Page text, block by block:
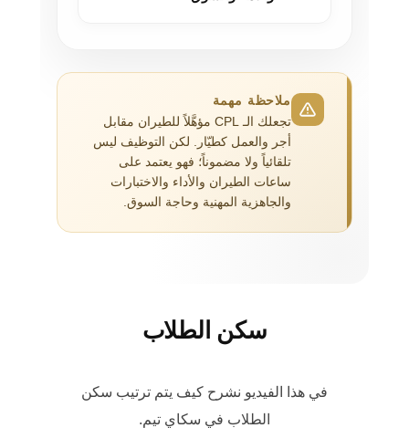
ملاحظة مهمة
تجعلك الـ CPL مؤهَّلاً للطيران مقابل
أجر والعمل كطيّار. لكن التوظيف ليس
تلقائياً ولا مضموناً؛ فهو يعتمد على
ساعات الطيران والأداء والاختبارات
والجاهزية المهنية وحاجة السوق.
سكن الطلاب
في هذا الفيديو نشرح كيف يتم ترتيب سكن
الطلاب في سكاي تيم.